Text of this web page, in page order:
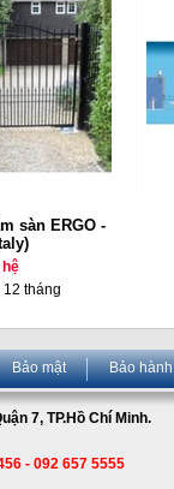
sàn ERGO -
hệ
12 tháng
Bảo mật Bảo hành
7, TP.Hồ Chí Minh.
- 092 657 5555